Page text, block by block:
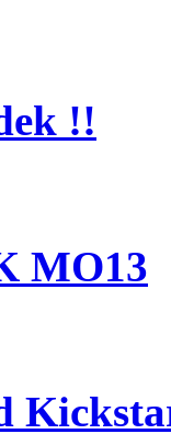
!!
MO13